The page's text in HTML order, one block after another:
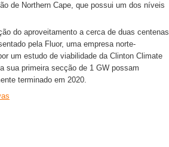
de Northern Cape, que possui um dos níveis
do aproveitamento a cerca de duas centenas
pela Fluor, uma empresa norte-
um estudo de viabilidade da Clinton Climate
sua primeira secção de 1 GW possam
terminado em 2020.